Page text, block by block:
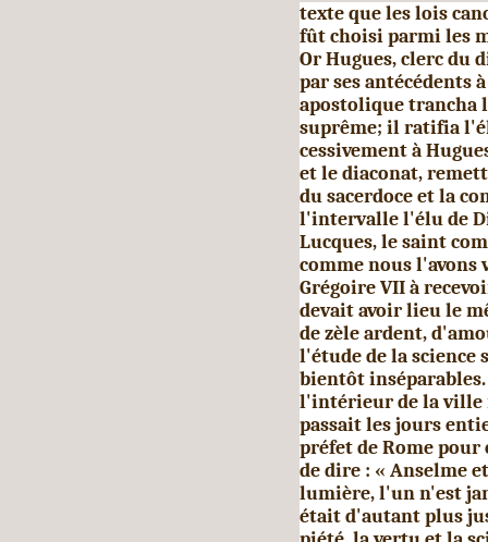
texte que les lois
fût choisi parmi les
Or Hugues, clerc du
par ses antécédents
apostolique trancha
suprême; il ratifia
cessivement à
et le dia­conat,
du sacerdoce et la
l'intervalle l'élu de
Lucques, le saint
comme nous l'avons
Grégoire VII à
devait avoir lieu le
de zèle ardent,
l'étude de la science
bientôt
l'intérieur de la ville
passait les jours
préfet de Rome
de dire : « Anselme
lumière, l'un n'est
était d'autant plus